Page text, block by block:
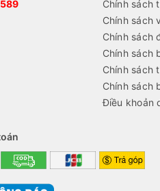
Chính sách
Chính sách
Chính sách
Chính sách
Chính sách
Chính sách
Điều khoản